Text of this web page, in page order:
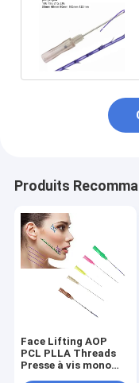
Produits
Face Lifting AOP
PCL PLLA Threads
Presse à vis mono